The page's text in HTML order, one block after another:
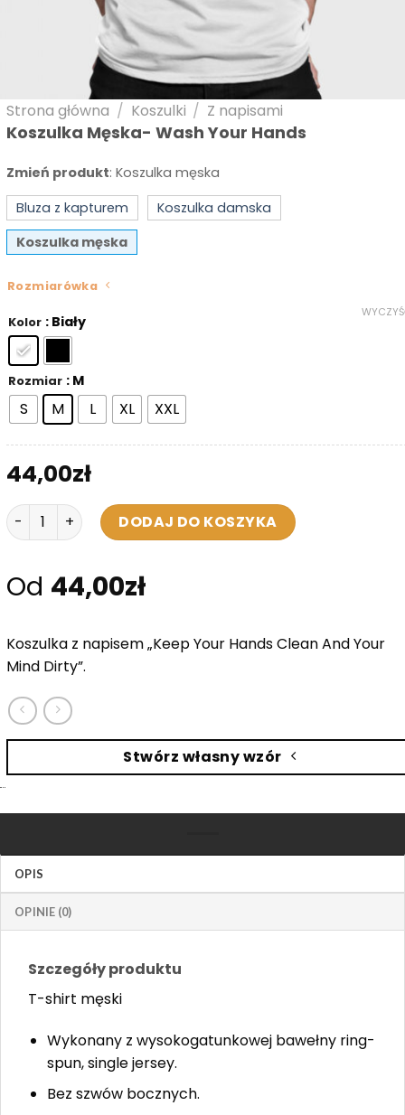
Strona główna / Koszulki / Z napisami
Koszulka Męska- Wash Your Hands
Zmień produkt: Koszulka męska
Bluza z kapturem
Koszulka damska
Koszulka męska
Rozmiarówka
Kolor : Biały
Rozmiar : M
S M L XL XXL
44,00zł
ilość Koszulka Męska- Wash Your Hands
DODAJ DO KOSZYKA
Od 44,00zł
Koszulka z napisem „Keep Your Hands Clean And Your
Mind Dirty”.
Stwórz własny wzór
OPIS
OPINIE (0)
Szczegóły produktu
T-shirt męski
Wykonany z wysokogatunkowej bawełny ring-
spun, single jersey. ​
Bez szwów bocznych.